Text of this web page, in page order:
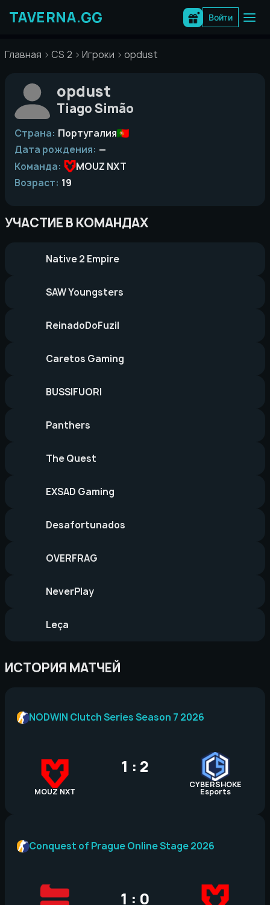
содержимому
Войти
Главная CS 2 Игроки opdust
opdust
Tiago Simão
Страна: Португалия
Дата рождения: —
Команда:
MOUZ NXT
Возраст: 19
УЧАСТИЕ В КОМАНДАХ
Native 2 Empire
SAW Youngsters
ReinadoDoFuzil
Caretos Gaming
BUSSIFUORI
Panthers
The Quest
EXSAD Gaming
Desafortunados
OVERFRAG
NeverPlay
Leça
ИСТОРИЯ МАТЧЕЙ
MOUZ NXT
1 : 2
CYBERSHOKE
Esports
NODWIN Clutch Series Season 7 2026
1 : 0
Conquest of Prague Online Stage 2026